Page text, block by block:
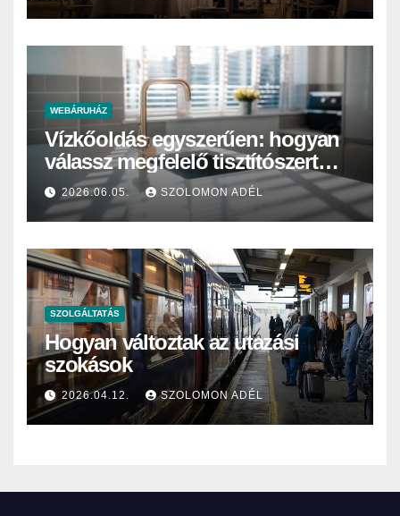
WEBÁRUHÁZ
Vízkőoldás egyszerűen: hogyan
válassz megfelelő tisztítószert
otthonra vagy intézményi
használatra?
2026.06.05. SZOLOMON ADÉL
SZOLGÁLTATÁS
Hogyan változtak az utazási
szokások
2026.04.12. SZOLOMON ADÉL